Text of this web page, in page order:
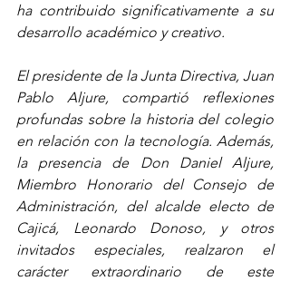
ha contribuido significativamente a su
desarrollo académico y creativo.
El presidente de la Junta Directiva, Juan
Pablo Aljure, compartió reflexiones
profundas sobre la historia del colegio
en relación con la tecnología. Además,
la presencia de Don Daniel Aljure,
Miembro Honorario del Consejo de
Administración, del alcalde electo de
Cajicá, Leonardo Donoso, y otros
invitados especiales, realzaron el
carácter extraordinario de este